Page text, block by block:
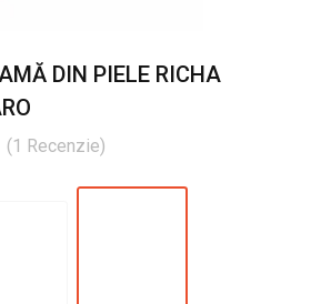
DIN PIELE RICHA
(1 Recenzie)